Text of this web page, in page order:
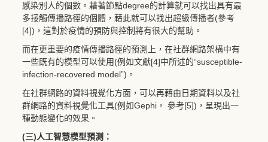
感染別人的個數。藉著節點degree的計算就可以找出具有最
多接觸傳播路徑的個體，藉此就可以找出超級傳播者(參考
[4])，這對於疫情的預防與控制將有很大的幫助。
而在更重要的疫情傳播路徑的預測上，在社群網路架構中有
一些既有的模型可以使用(例如文獻[4]中所述的“susceptible-
infection-recovered model”)。
在社群網路的資料視覺化方面，可以再藉由日期資料以及社
群網路的資料視覺化工具(例如Gephi， 參考[5])，呈現出一
種動態變化的效果。
(三)人工智慧模型預測：